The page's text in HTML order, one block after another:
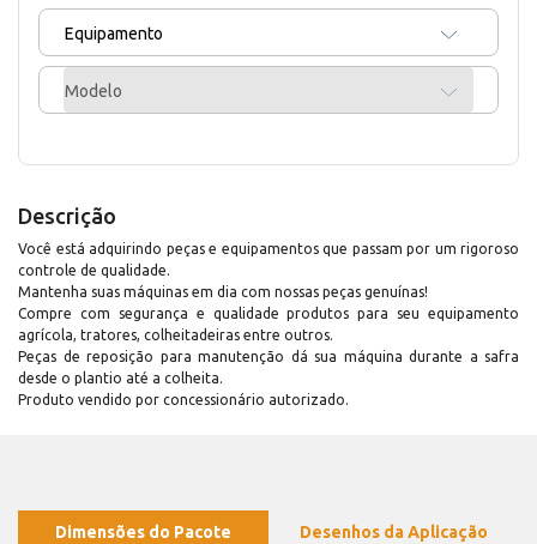
Equipamento
Modelo
Descrição
Você está adquirindo peças e equipamentos que passam por um rigoroso
controle de qualidade.
Mantenha suas máquinas em dia com nossas peças genuínas!
Compre com segurança e qualidade produtos para seu equipamento
agrícola, tratores, colheitadeiras entre outros.
Peças de reposição para manutenção dá sua máquina durante a safra
desde o plantio até a colheita.
Produto vendido por concessionário autorizado.
Dimensões do Pacote Desenhos da Aplicação